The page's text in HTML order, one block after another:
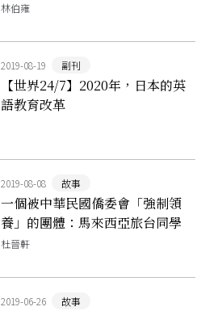
林伯雍
2019-08-19 副刊
【世界24/7】2020年，日本的英
語教育改革
2019-08-08 故事
一個被中華民國僑委會「強制領
養」的團體：馬來西亞旅台同學
會
杜晉軒
2019-06-26 故事